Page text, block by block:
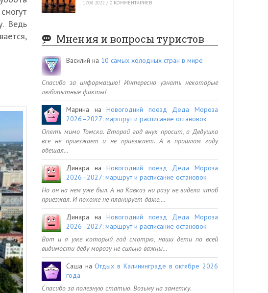
Ведь
17.08.2022 / 0 КОММЕНТАРИЕВ
Мнения и вопросы туристов
Василий на 10 самых холодных стран в мире
Спасибо за информацию! Интересно узнать некоторые
любопытные факты!
Марина наНовогодний поезд Деда Мороза
2026–2027: маршрут и расписание остановок
Опять мимо Томска. Второй год внук просит, а Дедушка
все не приезжает и не приезжает. А в прошлом году
обещал…
Динара наНовогодний поезд Деда Мороза
2026–2027: маршрут и расписание остановок
Но он на нем уже был. А на Кавказ ни разу не видела чтоб
приезжал. И похоже не планирует даже.…
Динара наНовогодний поезд Деда Мороза
2026–2027: маршрут и расписание остановок
Вот и я уже который год смотрю, наши дети по всей
видимости деду морозу не сильно важны…
Саша наОтдых в Калининграде в октябре 2026
года
Спасибо за полезную статью. Возьму на заметку.